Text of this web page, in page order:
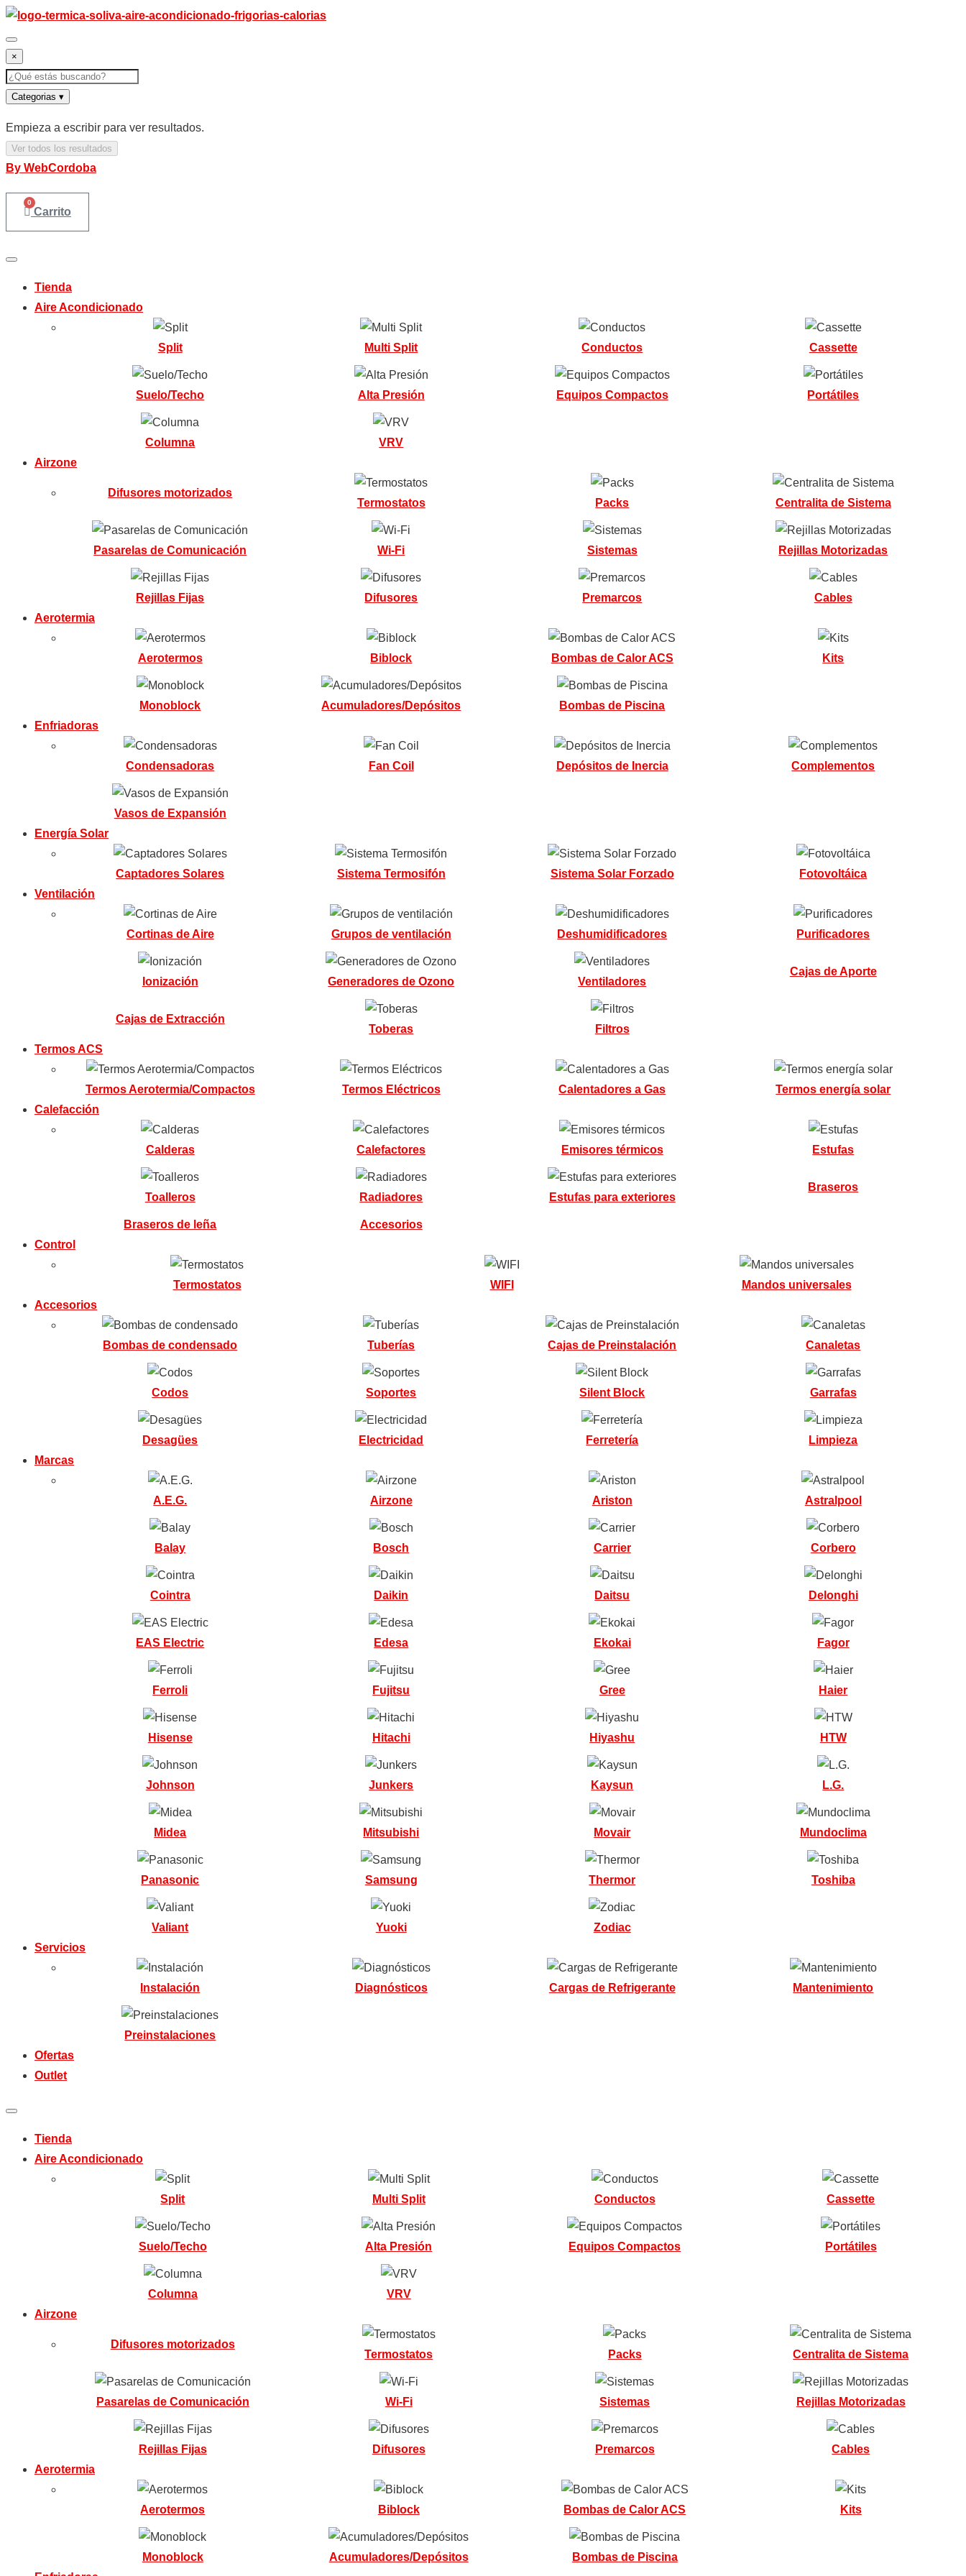
Ir
al
contenido
×
Buscar
Categorias ▾
Empieza a escribir para ver resultados.
Ver todos los resultados
By WebCordoba
0
Carrito
Tienda
Aire Acondicionado
Split Multi Split Conductos Cassette
Suelo/Techo Alta Presión Equipos Compactos Portátiles
Columna
VRV
Airzone
Difusores motorizados
Termostatos
Packs Centralita de Sistema
Pasarelas de Comunicación Wi-Fi Sistemas Rejillas Motorizadas
Rejillas Fijas Difusores Premarcos
Cables
Aerotermia
Aerotermos Biblock Bombas de Calor ACS Kits
Monoblock Acumuladores/Depósitos
Bombas de Piscina
Enfriadoras
Condensadoras Fan Coil Depósitos de Inercia Complementos
Vasos de Expansión
Energía Solar
Captadores Solares Sistema Termosifón Sistema Solar Forzado
Fotovoltáica
Ventilación
Cortinas de Aire Grupos de ventilación Deshumidificadores Purificadores
Ionización Generadores de Ozono Ventiladores
Cajas de Aporte
Cajas de Extracción
Toberas
Filtros
Termos ACS
Termos Aerotermia/Compactos Termos Eléctricos Calentadores a Gas
Termos energía solar
Calefacción
Calderas Calefactores Emisores térmicos Estufas
Toalleros Radiadores Estufas para exteriores
Braseros
Braseros de leña
Accesorios
Control
Termostatos WIFI
Mandos universales
Accesorios
Bombas de condensado Tuberías Cajas de Preinstalación Canaletas
Codos Soportes Silent Block Garrafas
Desagües Electricidad Ferretería
Limpieza
Marcas
A.E.G. Airzone Ariston Astralpool
Balay Bosch Carrier Corbero
Cointra Daikin Daitsu Delonghi
EAS Electric Edesa Ekokai Fagor
Ferroli Fujitsu Gree Haier
Hisense Hitachi Hiyashu HTW
Johnson Junkers Kaysun L.G.
Midea Mitsubishi Movair Mundoclima
Panasonic Samsung Thermor Toshiba
Valiant Yuoki
Zodiac
Servicios
Instalación Diagnósticos Cargas de Refrigerante Mantenimiento
Preinstalaciones
Ofertas
Outlet
Tienda
Aire Acondicionado
Split Multi Split Conductos Cassette
Suelo/Techo Alta Presión Equipos Compactos Portátiles
Columna
VRV
Airzone
Difusores motorizados
Termostatos
Packs Centralita de Sistema
Pasarelas de Comunicación Wi-Fi Sistemas Rejillas Motorizadas
Rejillas Fijas Difusores Premarcos
Cables
Aerotermia
Aerotermos Biblock Bombas de Calor ACS Kits
Monoblock Acumuladores/Depósitos
Bombas de Piscina